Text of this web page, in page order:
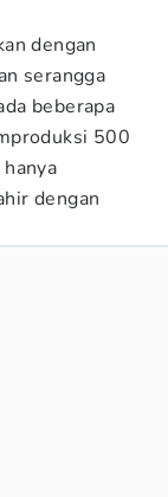
dengan
serangga
beberapa
500
dengan